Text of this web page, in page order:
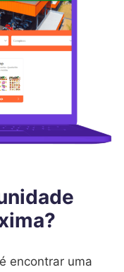
encontrar uma